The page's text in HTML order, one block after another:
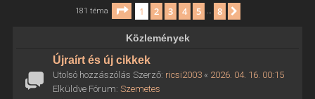
181 téma Oldal:1 /8
1 2 3 4 5 … 8
Közlemények
Újraírt és új cikkek
Utolsó hozzászólás Szerző: ricsi2003« 2026. 04. 16. 00:15
Elküldve Fórum: Szemetes